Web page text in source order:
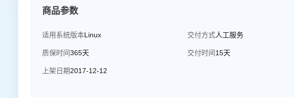
商品参数
适用系统版本Linux 交付方式人工服务
质保时间365天 交付时间15天
上架日期2017-12-12